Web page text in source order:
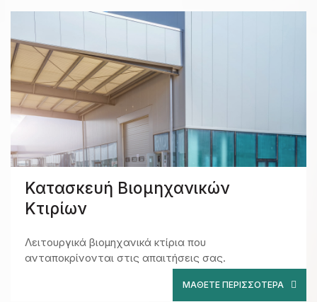
Κατασκευή Βιομηχανικών
Κτιρίων
Λειτουργικά βιομηχανικά κτίρια που
ανταποκρίνονται στις απαιτήσεις σας.
ΜΆΘΕΤΕ ΠΕΡΙΣΣΌΤΕΡΑ